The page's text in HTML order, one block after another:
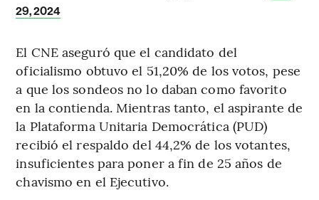
29, 2024
El CNE aseguró que el candidato del
oficialismo obtuvo el 51,20% de los votos, pese
a que los sondeos no lo daban como favorito
en la contienda. Mientras tanto, el aspirante de
la Plataforma Unitaria Democrática (PUD)
recibió el respaldo del 44,2% de los votantes,
insuficientes para poner a fin de 25 años de
chavismo en el Ejecutivo.